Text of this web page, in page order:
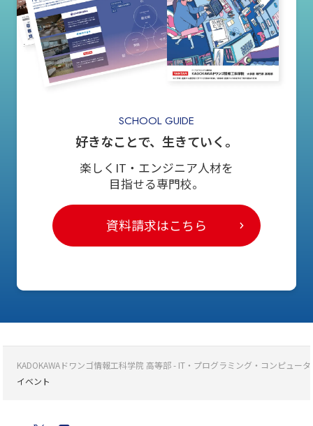
SCHOOL GUIDE
好きなことで、生きていく。
楽しくIT・エンジニア人材を
目指せる専門校。
資料請求はこちら
KADOKAWAドワンゴ情報工科学院 高等部 - IT・プログラミング・コンピュー
イベント